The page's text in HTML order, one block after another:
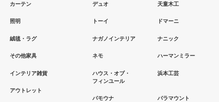
カーテン
照明
絨毯・ラグ
その他家具
インテリア雑貨
アウトレット
デュオ 天童木工
トーイ ドマーニ
ナガノインテリア ナニック
ネモ ハーマンミラー
ハウス・オブ・
フィンユール
浜本工芸
パモウナ
パラマウント